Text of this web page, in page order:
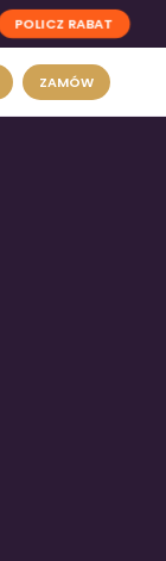
POLICZ RABAT
ZAMÓW